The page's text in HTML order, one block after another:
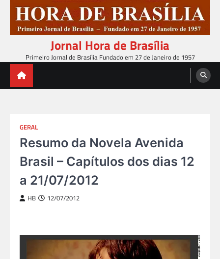
content
Jornal Hora de Brasília
Primeiro Jornal de Brasília Fundado em 27 de Janeiro de 1957
GERAL
Resumo da Novela Avenida
Brasil – Capítulos dos dias 12
a 21/07/2012
HB 12/07/2012